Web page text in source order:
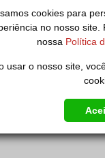
cookies para
no nosso site.
nossa Política
usar o nosso site,
orçamento
Singer Facilita
5511 5523